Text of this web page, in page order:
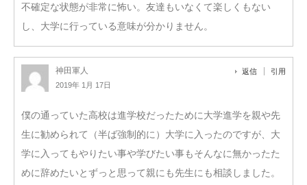
不確定な状態が非常に怖い。友達もいなくて楽しくもない
し、大学に行っている意味が分かりません。
神田軍人
2019年 1月 17日
返信 引用
僕の通っていた高校は進学校だったために大学進学を親や先
生に勧められて（半ば強制的に）大学に入ったのですが、大
学に入ってもやりたい事や学びたい事もそんなに無かったた
めに辞めたいとずっと思って親にも先生にも相談しました。